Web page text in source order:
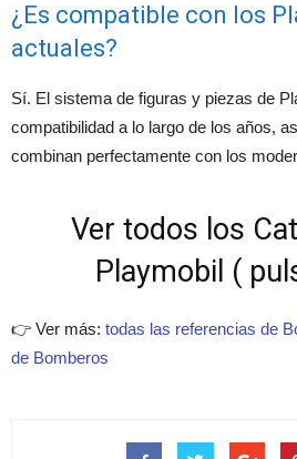
¿Es compatible con los
actuales?
Sí. El sistema de figuras y piezas de
compatibilidad a lo largo de los años,
combinan perfectamente con los
Ver todos los
Playmobil (
👉 Ver más: todas las referencias de
de Bomberos